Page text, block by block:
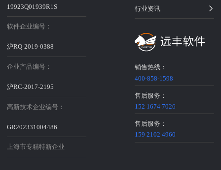
19923Q01939R1S
软件企业编号：
沪RQ-2019-0388
企业产品编号：
沪RC-2017-2195
高新技术企业编号：
GR202331004486
上海市专精特新企业
行业资讯
销售热线：
400-858-1598
售后服务：
152 1674 7026
售后服务：
159 2102 4960